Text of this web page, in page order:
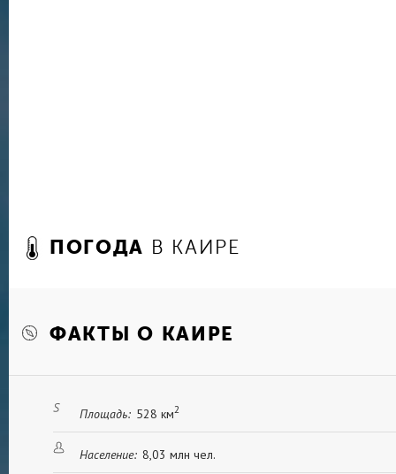
ПОГОДА В КАИРЕ
ФАКТЫ О КАИРЕ
Площадь: 528 км2
Население: 8,03 млн чел.